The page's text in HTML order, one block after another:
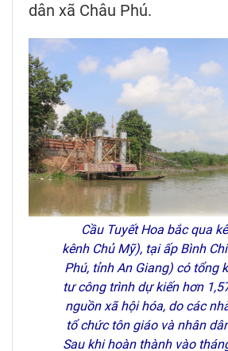
dân xã Châu Phú.
Cầu Tuyết Hoa bắc qua
kênh Chủ Mỹ), tại ấp Bình
Phú, tỉnh An Giang) có tổng
tư công trình dự kiến hơn
nguồn xã hội hóa, do các
tổ chức tôn giáo và nhân
Sau khi hoàn thành vào